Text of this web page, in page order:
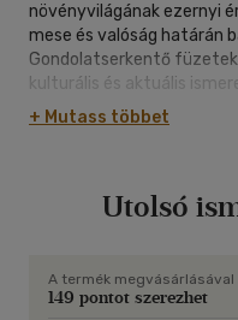
növényvilágának ezernyi
mese és valóság határán
Gondolatserkentő füzetek
kulturális és aktuális
közben az órán, közösen
feltehetitek egymásnak a
érdekességnek is
A gyermekfilozófiai
Gondolatserkentő
+ Mutass többet
Utolsó
A termék megvásárlásával
149 pontot szerezhet